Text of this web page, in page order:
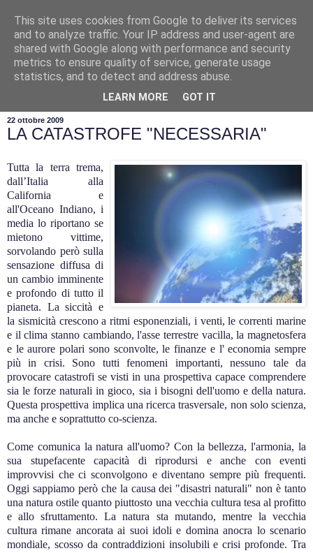
22 ottobre 2009
LA CATASTROFE "NECESSARIA"
Tutta la terra trema,
dall’Italia alla
California e
all'Oceano Indiano, i
media lo riportano se
mietono vittime,
sorvolando però sulla
sensazione diffusa di
un cambio imminente
e profondo di tutto il
pianeta. La siccità e
la sismicità crescono a ritmi esponenziali, i venti, le correnti marine
e il clima stanno cambiando, l'asse terrestre vacilla, la magnetosfera
e le aurore polari sono sconvolte, le finanze e l' economia sempre
più in crisi. Sono tutti fenomeni importanti, nessuno tale da
provocare catastrofi se visti in una prospettiva capace comprendere
sia le forze naturali in gioco, sia i bisogni dell'uomo e della natura.
Questa prospettiva implica una ricerca trasversale, non solo scienza,
ma anche e soprattutto co-scienza.
Come comunica la natura all'uomo? Con la bellezza, l'armonia, la
sua stupefacente capacità di riprodursi e anche con eventi
improvvisi che ci sconvolgono e diventano sempre più frequenti.
Oggi sappiamo però che la causa dei "disastri naturali" non è tanto
una natura ostile quanto piuttosto una vecchia cultura tesa al profitto
e allo sfruttamento. La natura sta mutando, mentre la vecchia
cultura rimane ancorata ai suoi idoli e domina anocra lo scenario
mondiale, scosso da contraddizioni insolubili e crisi profonde. Tra
This site uses cookies from Google to deliver its services
and to analyze traffic. Your IP address and user-agent are
shared with Google along with performance and security
metrics to ensure quality of service, generate usage
statistics, and to detect and address abuse.
LEARN MORE GOT IT